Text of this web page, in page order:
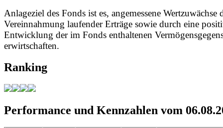
Anlageziel des Fonds ist es, angemessene Wertzuwächse
Vereinnahmung laufender Erträge sowie durch eine
Entwicklung der im Fonds enthaltenen
erwirtschaften.
Ranking
Performance und Kennzahlen vom